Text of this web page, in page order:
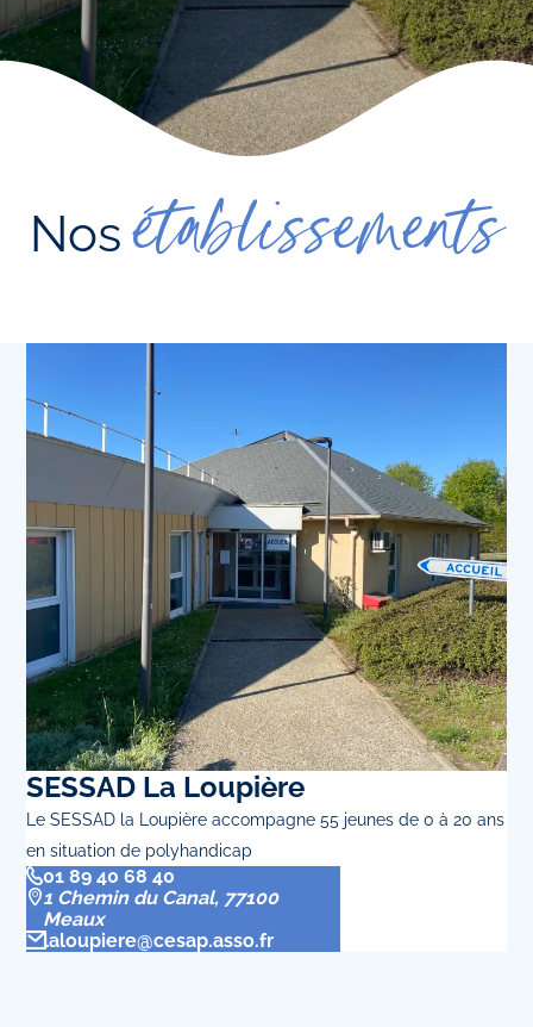
Nosétablissements
SESSAD La Loupière
Le SESSAD la Loupière accompagne 55 jeunes de 0 à 20 ans
en situation de polyhandicap
01 89 40 68 40
1 Chemin du Canal, 77100
Meaux
laloupiere@cesap.asso.fr